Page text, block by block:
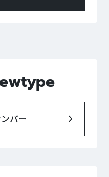
バー